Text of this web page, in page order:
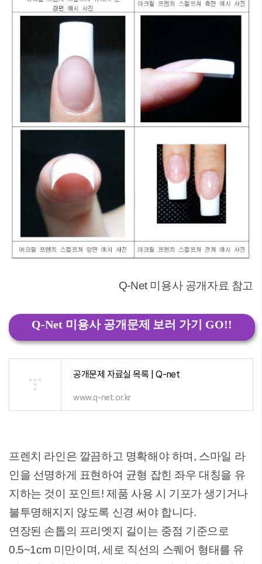
Q-Net 미용사 공개자료 참고
Q-Net 미용사 공개문제 보러 가기 GO!!
공개문제 자료실 목록 | Q-net
www.q-net.or.kr
프렌치 라인은 깔끔하고 명확해야 하며, 스마일 라
인을 선명하게 표현하여 균형 잡힌 좌우 대칭을 유
지하는 것이 포인트! 제품 사용 시 기포가 생기거나
불투명해지지 않도록 신경 써야 합니다.
연장된 손톱의 프리엣지 길이는 중점 기준으로
0.5~1cm 미만이며, 세로 직선의 스퀘어 형태를 유